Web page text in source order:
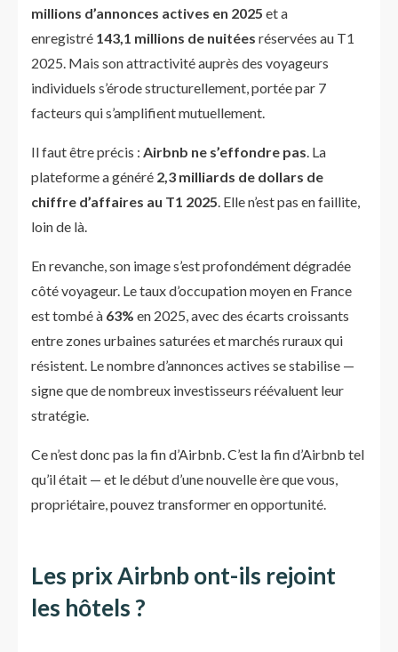
millions d’annonces actives en 2025 et a
enregistré 143,1 millions de nuitées réservées au T1
2025. Mais son attractivité auprès des voyageurs
individuels s’érode structurellement, portée par 7
facteurs qui s’amplifient mutuellement.
Il faut être précis : Airbnb ne s’effondre pas. La
plateforme a généré 2,3 milliards de dollars de
chiffre d’affaires au T1 2025. Elle n’est pas en faillite,
loin de là.
En revanche, son image s’est profondément dégradée
côté voyageur. Le taux d’occupation moyen en France
est tombé à 63% en 2025, avec des écarts croissants
entre zones urbaines saturées et marchés ruraux qui
résistent. Le nombre d’annonces actives se stabilise —
signe que de nombreux investisseurs réévaluent leur
stratégie.
Ce n’est donc pas la fin d’Airbnb. C’est la fin d’Airbnb tel
qu’il était — et le début d’une nouvelle ère que vous,
propriétaire, pouvez transformer en opportunité.
Les prix Airbnb ont-ils rejoint
les hôtels ?